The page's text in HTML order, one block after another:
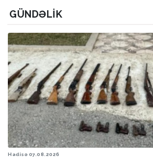
GÜNDƏLIK
Hadisə 07.08.2026